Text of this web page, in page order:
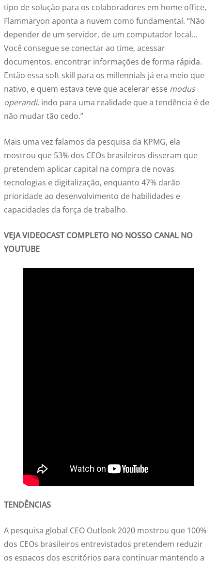
tipo de solução para os colaboradores em home office,
Flammaryon aponta a nuvem como fundamental. “Não
depender de um servidor, de um computador local…
Você consegue se conectar ao time, acessar
documentos, encontrar informações de forma rápida.
Então essa soft skill para os millennials já era meio que
nativo, e quem estava teve que acelerar esse modus
operandi, indo para uma realidade que a tendência é de
não mudar tão cedo.”
Mais uma vez falamos da pesquisa da KPMG, ela
mostrou que 53% dos CEOs brasileiros disseram que
pretendem aplicar capital na compra de novas
tecnologias e digitalização, enquanto 47% darão
prioridade ao desenvolvimento de habilidades e
capacidades da força de trabalho.
VEJA VIDEOCAST COMPLETO NO NOSSO CANAL NO
YOUTUBE
TENDÊNCIAS
A pesquisa global CEO Outlook 2020 mostrou que 100%
dos CEOs brasileiros entrevistados pretendem reduzir
os espaços dos escritórios para continuar mantendo a